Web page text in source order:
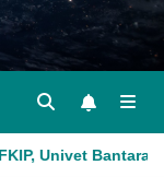
Gelar